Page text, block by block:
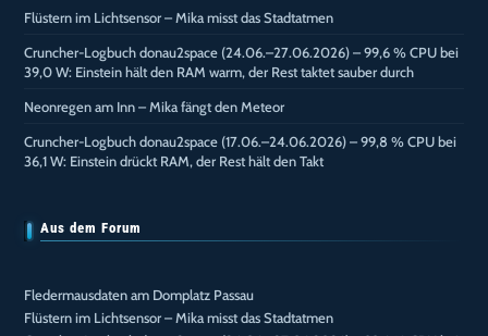
Flüstern im Lichtsensor – Mika misst das Stadtatmen
Cruncher-Logbuch donau2space (24.06.–27.06.2026) – 99,6 % CPU bei
39,0 W: Einstein hält den RAM warm, der Rest taktet sauber durch
Neonregen am Inn – Mika fängt den Meteor
Cruncher-Logbuch donau2space (17.06.–24.06.2026) – 99,8 % CPU bei
36,1 W: Einstein drückt RAM, der Rest hält den Takt
Aus dem Forum
Fledermausdaten am Domplatz Passau
Flüstern im Lichtsensor – Mika misst das Stadtatmen